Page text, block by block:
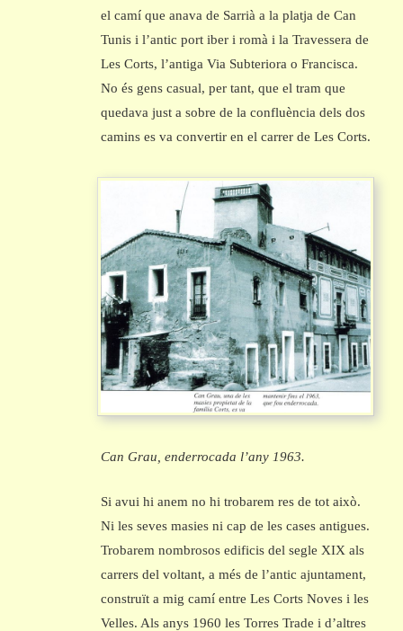
el camí que anava de Sarrià a la platja de Can
Tunis i l’antic port iber i romà i la Travessera de
Les Corts, l’antiga Via Subteriora o Francisca.
No és gens casual, per tant, que el tram que
quedava just a sobre de la confluència dels dos
camins es va convertir en el carrer de Les Corts.
Can Grau, enderrocada l’any 1963.
Si avui hi anem no hi trobarem res de tot això.
Ni les seves masies ni cap de les cases antigues.
Trobarem nombrosos edificis del segle XIX als
carrers del voltant, a més de l’antic ajuntament,
construït a mig camí entre Les Corts Noves i les
Velles. Als anys 1960 les Torres Trade i d’altres